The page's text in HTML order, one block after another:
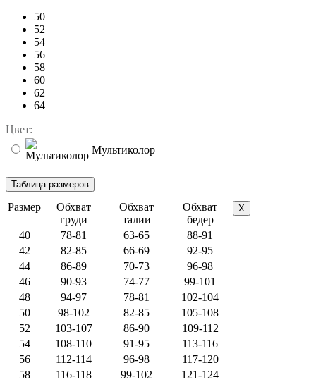
50
52
54
56
58
60
62
64
Цвет:
Мультиколор
Размер
Обхват
груди
Обхват
талии
Обхват
бедер
X
40 78-81 63-65
88-91
42
82-85 66-69
92-95
44
86-89 70-73
96-98
46
90-93 74-77
99-101
48
94-97 78-81
102-104
50
98-102 82-85
105-108
52
103-107 86-90
109-112
54
108-110 91-95
113-116
56
112-114 96-98
117-120
58
116-118 99-102
121-124